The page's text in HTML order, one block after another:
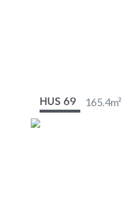
HUS 69 165.4m²